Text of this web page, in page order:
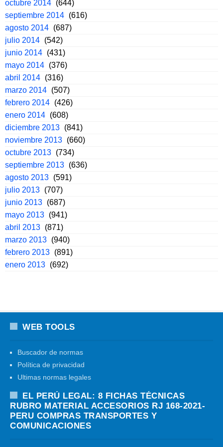
octubre 2014 (644)
septiembre 2014 (616)
agosto 2014 (687)
julio 2014 (542)
junio 2014 (431)
mayo 2014 (376)
abril 2014 (316)
marzo 2014 (507)
febrero 2014 (426)
enero 2014 (608)
diciembre 2013 (841)
noviembre 2013 (660)
octubre 2013 (734)
septiembre 2013 (636)
agosto 2013 (591)
julio 2013 (707)
junio 2013 (687)
mayo 2013 (941)
abril 2013 (871)
marzo 2013 (940)
febrero 2013 (891)
enero 2013 (692)
WEB TOOLS
Buscador de normas
Política de privacidad
Ultimas normas legales
EL PERÚ LEGAL: 8 FICHAS TÉCNICAS
RUBRO MATERIAL ACCESORIOS RJ 168-2021-
PERU COMPRAS TRANSPORTES Y
COMUNICACIONES